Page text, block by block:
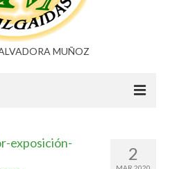
MUÑOZ
2
exposición-